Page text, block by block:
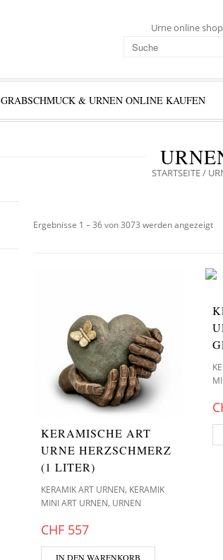
Urne online
GRABSCHMUCK & URNEN ONLINE KAUFEN
STARTSEITE/
Ergebnisse 1 – 36 von 3073 werden angezeigt
KERAMISCHE ART
URNE HERZSCHMERZ
(1 LITER)
KERAMIK ART URNEN, KERAMIK
MINI ART URNEN, URNEN
CHF 557
IN DEN WARENKORB